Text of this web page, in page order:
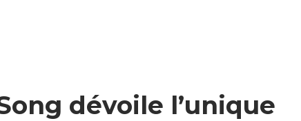
dévoile l’unique